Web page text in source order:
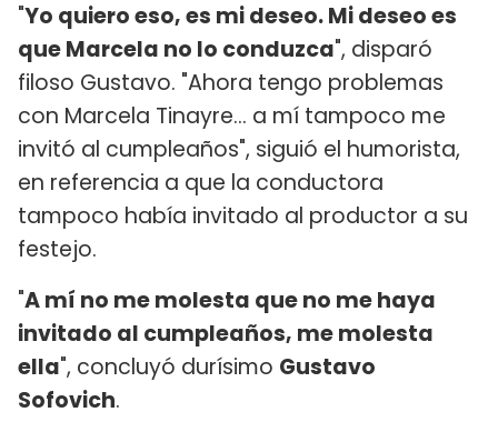
"Yo quiero eso, es mi deseo. Mi deseo es
que Marcela no lo conduzca", disparó
filoso Gustavo. "Ahora tengo problemas
con Marcela Tinayre... a mí tampoco me
invitó al cumpleaños", siguió el humorista,
en referencia a que la conductora
tampoco había invitado al productor a su
festejo.
"A mí no me molesta que no me haya
invitado al cumpleaños, me molesta
ella", concluyó durísimo Gustavo
Sofovich.